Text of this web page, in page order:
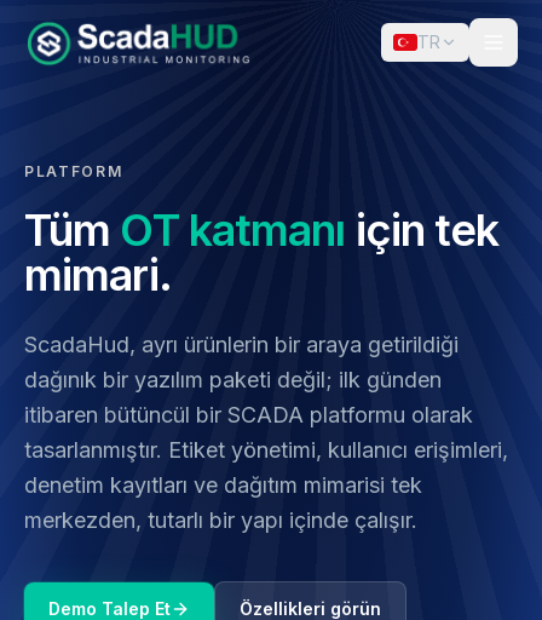
TR
PLATFORM
Tüm OT katmanı için tek
mimari.
ScadaHud, ayrı ürünlerin bir araya getirildiği
dağınık bir yazılım paketi değil; ilk günden
itibaren bütüncül bir SCADA platformu olarak
tasarlanmıştır. Etiket yönetimi, kullanıcı erişimleri,
denetim kayıtları ve dağıtım mimarisi tek
merkezden, tutarlı bir yapı içinde çalışır.
Demo Talep Et Özellikleri görün